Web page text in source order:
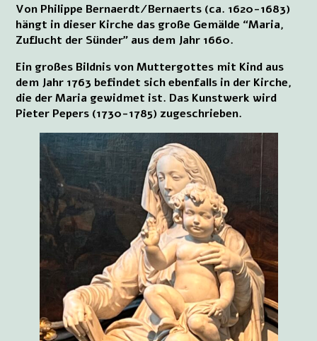
Von Philippe Bernaerdt/Bernaerts (ca. 1620-1683)
hängt in dieser Kirche das große Gemälde “Maria,
Zuflucht der Sünder” aus dem Jahr 1660.
Ein großes Bildnis von Muttergottes mit Kind aus
dem Jahr 1763 befindet sich ebenfalls in der Kirche,
die der Maria gewidmet ist. Das Kunstwerk wird
Pieter Pepers (1730-1785) zugeschrieben.